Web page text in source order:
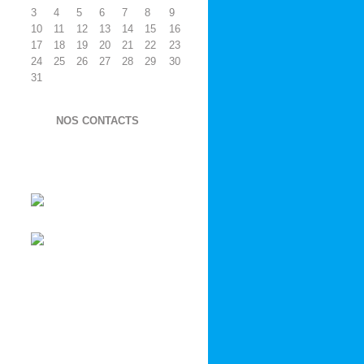
3
4 5 6 7 8
9
10
11 12 13 14 15
16
17
18 19 20 21 22
23
24
25 26 27 28 29
30
31
NOS CONTACTS